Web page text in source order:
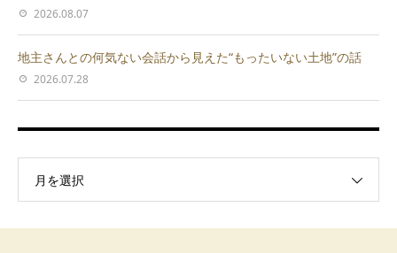
2026.08.07
地主さんとの何気ない会話から見えた“もったいない土地”の話
2026.07.28
月を選択